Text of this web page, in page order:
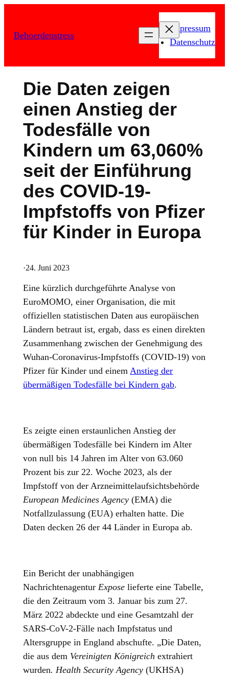
springen
Behoerdenstress
Impressum
Datenschutz
Die Daten zeigen
einen Anstieg der
Todesfälle von
Kindern um 63,060%
seit der Einführung
des COVID-19-
Impfstoffs von Pfizer
für Kinder in Europa
·24. Juni 2023
Eine kürzlich durchgeführte Analyse von
EuroMOMO, einer Organisation, die mit
offiziellen statistischen Daten aus europäischen
Ländern betraut ist, ergab, dass es einen direkten
Zusammenhang zwischen der Genehmigung des
Wuhan-Coronavirus-Impfstoffs (COVID-19) von
Pfizer für Kinder und einemAnstieg der
übermäßigen Todesfälle bei Kindern gab.
Es zeigte einen erstaunlichen Anstieg der
übermäßigen Todesfälle bei Kindern im Alter
von null bis 14 Jahren im Alter von 63.060
Prozent bis zur 22. Woche 2023, als der
Impfstoff von der Arzneimittelaufsichtsbehörde
European Medicines Agency(EMA) die
Notfallzulassung (EUA) erhalten hatte. Die
Daten decken 26 der 44 Länder in Europa ab.
Ein Bericht der unabhängigen
NachrichtenagenturExposelieferte eine Tabelle,
die den Zeitraum vom 3. Januar bis zum 27.
März 2022 abdeckte und eine Gesamtzahl der
SARS-CoV-2-Fälle nach Impfstatus und
Altersgruppe in England abschufte. „Die Daten,
die aus dem Vereinigten Königreichextrahiert
wurden. Health Security Agency(UKHSA)